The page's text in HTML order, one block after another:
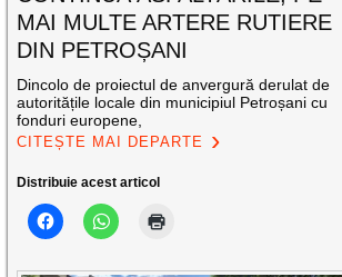
MAI MULTE ARTERE RUTIERE
DIN PETROȘANI
Dincolo de proiectul de anvergură derulat de
autoritățile locale din municipiul Petroșani cu
fonduri europene,
CITEȘTE MAI DEPARTE
Distribuie acest articol